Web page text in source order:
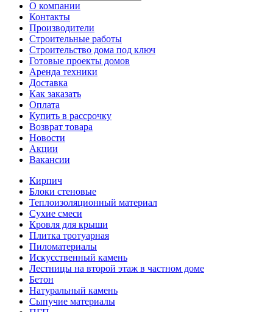
О компании
Контакты
Производители
Строительные работы
Строительство дома под ключ
Готовые проекты домов
Аренда техники
Доставка
Как заказать
Оплата
Купить в рассрочку
Возврат товара
Новости
Акции
Вакансии
Кирпич
Блоки стеновые
Теплоизоляционный материал
Сухие смеси
Кровля для крыши
Плитка тротуарная
Пиломатериалы
Искусственный камень
Лестницы на второй этаж в частном доме
Бетон
Натуральный камень
Сыпучие материалы